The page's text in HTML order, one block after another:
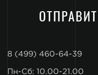
8 (499) 460-64-39
Пн-Сб: 10.00-21.00